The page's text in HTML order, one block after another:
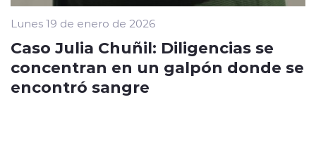
Lunes 19 de enero de 2026
Caso Julia Chuñil: Diligencias se
concentran en un galpón donde se
encontró sangre